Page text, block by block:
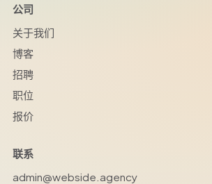
公司
关于我们
博客
招聘
职位
报价
联系
admin@webside.agency